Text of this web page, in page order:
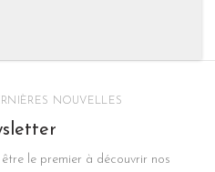
NOUVELLES
le premier à découvrir nos